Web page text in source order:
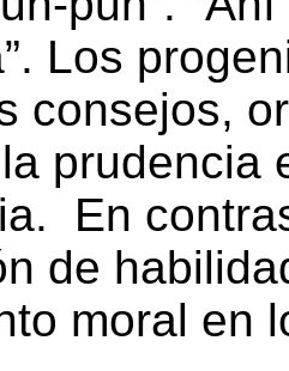
Los
consejos,
prudencia
En
de
moral en